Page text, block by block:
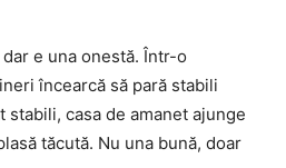
e una onestă. Într-o
încearcă să pară stabili
stabili, casa de amanet ajunge
tăcută. Nu una bună, doar